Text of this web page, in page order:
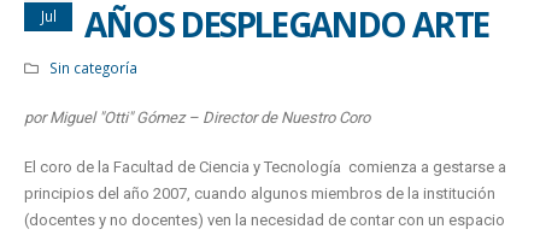
Jul
AÑOS DESPLEGANDO ARTE
Sin categoría
por Miguel "Otti" Gómez – Director de Nuestro Coro
El coro de la Facultad de Ciencia y Tecnología comienza a gestarse a
principios del año 2007, cuando algunos miembros de la institución
(docentes y no docentes) ven la necesidad de contar con un espacio